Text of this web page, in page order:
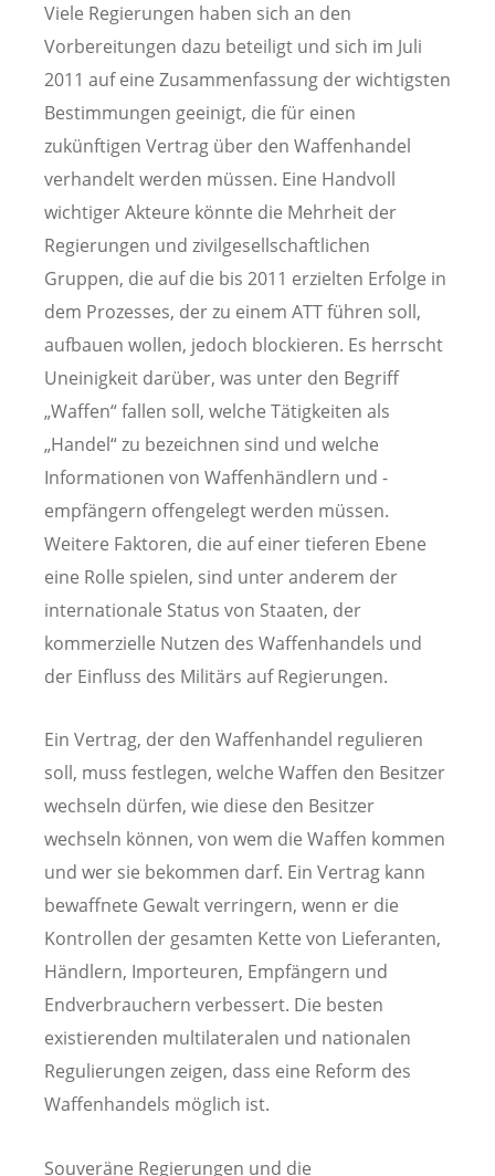
Viele Regierungen haben sich an den
Vorbereitungen dazu beteiligt und sich im Juli
2011 auf eine Zusammenfassung der wichtigsten
Bestimmungen geeinigt, die für einen
zukünftigen Vertrag über den Waffenhandel
verhandelt werden müssen. Eine Handvoll
wichtiger Akteure könnte die Mehrheit der
Regierungen und zivilgesellschaftlichen
Gruppen, die auf die bis 2011 erzielten Erfolge in
dem Prozesses, der zu einem ATT führen soll,
aufbauen wollen, jedoch blockieren. Es herrscht
Uneinigkeit darüber, was unter den Begriff
„Waffen“ fallen soll, welche Tätigkeiten als
„Handel“ zu bezeichnen sind und welche
Informationen von Waffenhändlern und -
empfängern offengelegt werden müssen.
Weitere Faktoren, die auf einer tieferen Ebene
eine Rolle spielen, sind unter anderem der
internationale Status von Staaten, der
kommerzielle Nutzen des Waffenhandels und
der Einfluss des Militärs auf Regierungen.
Ein Vertrag, der den Waffenhandel regulieren
soll, muss festlegen, welche Waffen den Besitzer
wechseln dürfen, wie diese den Besitzer
wechseln können, von wem die Waffen kommen
und wer sie bekommen darf. Ein Vertrag kann
bewaffnete Gewalt verringern, wenn er die
Kontrollen der gesamten Kette von Lieferanten,
Händlern, Importeuren, Empfängern und
Endverbrauchern verbessert. Die besten
existierenden multilateralen und nationalen
Regulierungen zeigen, dass eine Reform des
Waffenhandels möglich ist.
Souveräne Regierungen und die